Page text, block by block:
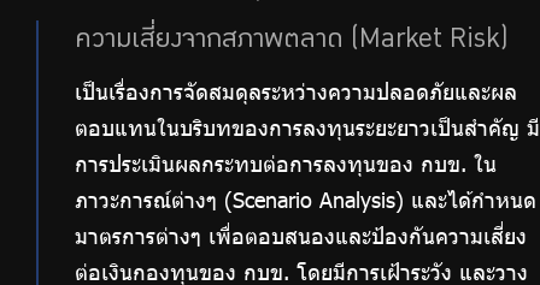
ความเสี่ยงจากสภาพตลาด (Market Risk)
เป็นเรื่องการจัดสมดุลระหว่างความปลอดภัยและผล
ตอบแทนในบริบทของการลงทุนระยะยาวเป็นสำคัญ มี
การประเมินผลกระทบต่อการลงทุนของ กบข. ใน
ภาวะการณ์ต่างๆ (Scenario Analysis) และได้กำหนด
มาตรการต่างๆ เพื่อตอบสนองและป้องกันความเสี่ยง
ต่อเงินกองทุนของ กบข. โดยมีการเฝ้าระวัง และวาง